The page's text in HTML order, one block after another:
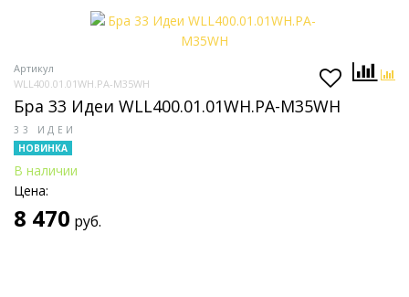
Артикул
WLL400.01.01WH.PA-M35WH
Бра 33 Идеи WLL400.01.01WH.PA-M35WH
33 ИДЕИ
НОВИНКА
В наличии
Цена:
8 470 руб.